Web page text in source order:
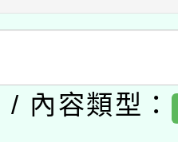
」措施，延
位及節水達
祈福系列
」
藝術巡演
國民及學前
範大學辦
育研究院中
內容類型：